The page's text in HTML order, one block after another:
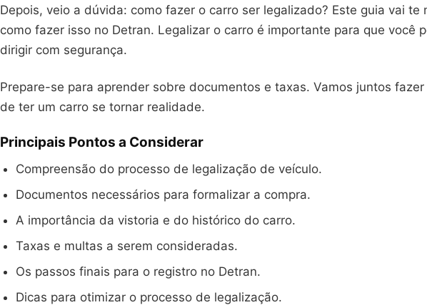
Depois, veio a dúvida: como fazer o carro ser legalizado? Este guia vai te
como fazer isso no Detran. Legalizar o carro é importante para que você
dirigir com segurança.
Prepare-se para aprender sobre documentos e taxas. Vamos juntos
de ter um carro se tornar realidade.
Principais Pontos a Considerar
Compreensão do processo de legalização de veículo.
Documentos necessários para formalizar a compra.
A importância da vistoria e do histórico do carro.
Taxas e multas a serem consideradas.
Os passos finais para o registro no Detran.
Dicas para otimizar o processo de legalização.